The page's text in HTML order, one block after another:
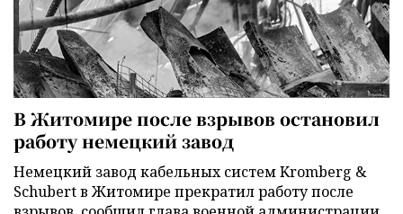
В Житомире после взрывов остановил
работу немецкий завод
Немецкий завод кабельных систем Kromberg &
Schubert в Житомире прекратил работу после